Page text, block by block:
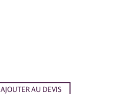
AJOUTER AU DEVIS